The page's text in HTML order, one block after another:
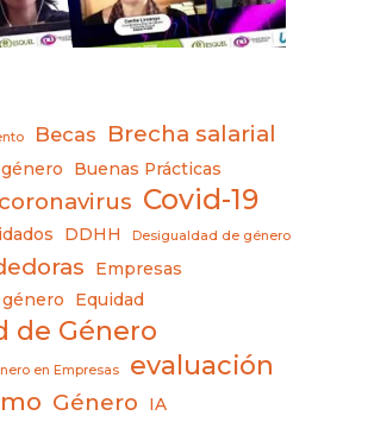
Becas Brecha salarial
Buenas Prácticas
coronavirus Covid-19
DDHH Desigualdad de género
Empresas
Equidad
de Género
en Empresas evaluación
Género IA